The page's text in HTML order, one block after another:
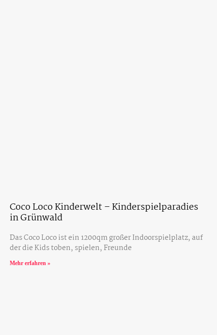
Coco Loco Kinderwelt – Kinderspielparadies
in Grünwald
Das Coco Loco ist ein 1200qm großer Indoorspielplatz, auf
der die Kids toben, spielen, Freunde
Mehr erfahren »